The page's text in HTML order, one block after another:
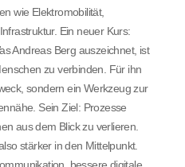
wie Elektromobilität,
Ein neuer Kurs:
Andreas Berg auszeichnet, ist
zu verbinden. Für ihn
sondern ein Werkzeug zur
Sein Ziel: Prozesse
aus dem Blick zu verlieren.
stärker in den Mittelpunkt.